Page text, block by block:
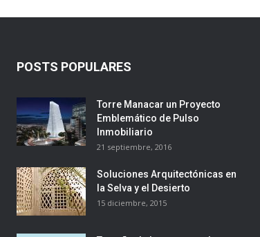
POSTS POPULARES
Torre Manacar un Proyecto
Emblemático de Pulso
Inmobiliario
21 septiembre, 2016
Soluciones Arquitectónicas en
la Selva y el Desierto
15 diciembre, 2015